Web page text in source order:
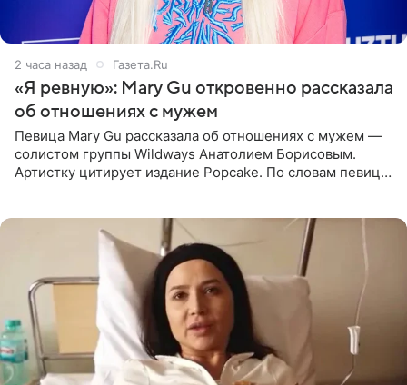
2 часа назад Газета.Ru
«Я ревную»: Mary Gu откровенно рассказала
об отношениях с мужем
Певица Mary Gu рассказала об отношениях с мужем —
солистом группы Wildways Анатолием Борисовым.
Артистку цитирует издание Popcake. По словам певицы,